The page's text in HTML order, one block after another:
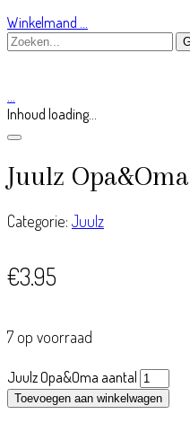
Winkelmand …
…
Inhoud loading...
Juulz Opa&Oma
Categorie: Juulz
€3.95
7 op voorraad
Juulz Opa&Oma aantal
Toevoegen aan winkelwagen